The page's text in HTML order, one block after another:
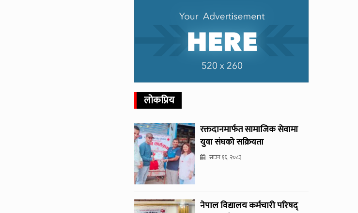
लोकप्रिय
रक्तदानमार्फत सामाजिक सेवामा
युवा संघको सक्रियता
साउन १६, २०८३
नेपाल विद्यालय कर्मचारी परिषद्